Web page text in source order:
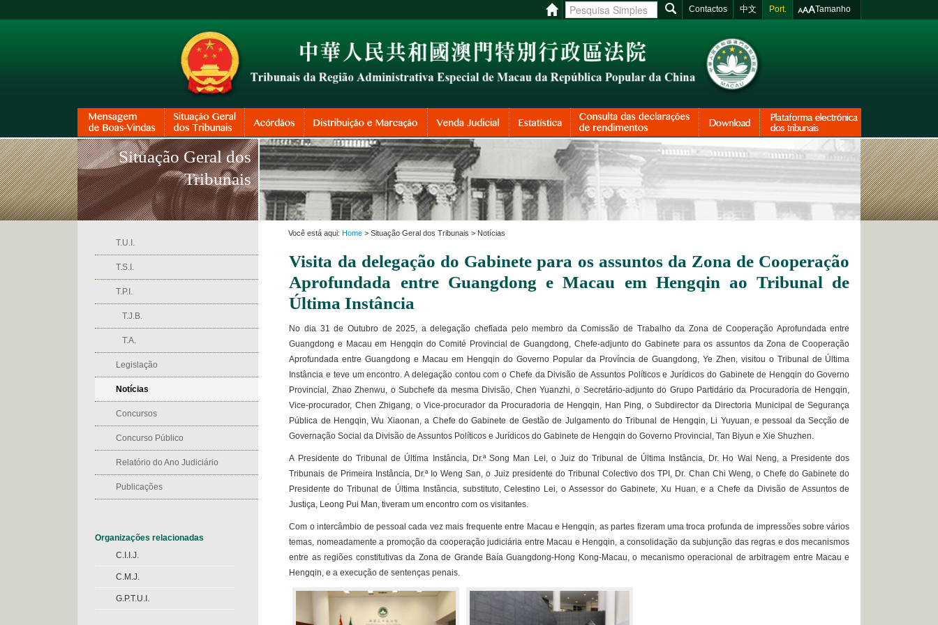
Contactos 中文 Port. Tamanho
Situação Geral dos
Tribunais
Organizações relacionadas
C.I.I.J.
C.M.J.
G.P.T.U.I.
T.U.I.
T.S.I.
T.P.I.
T.J.B.
T.A.
Legislação
Notícias
Concursos
Concurso Público
Relatório do Ano Judiciário
Publicações
Você está aqui:Home > Situação Geral dos Tribunais > Notícias
Visita da delegação do Gabinete para os assuntos da Zona de Cooperação
Aprofundada entre Guangdong e Macau em Hengqin ao Tribunal de
Última Instância
No dia 31 de Outubro de 2025, a delegação chefiada pelo membro da Comissão de Trabalho da Zona de Cooperação Aprofundada entre
Guangdong e Macau em Hengqin do Comité Provincial de Guangdong, Chefe-adjunto do Gabinete para os assuntos da Zona de Cooperação
Aprofundada entre Guangdong e Macau em Hengqin do Governo Popular da Província de Guangdong, Ye Zhen, visitou o Tribunal de Última
Instância e teve um encontro. A delegação contou com o Chefe da Divisão de Assuntos Políticos e Jurídicos do Gabinete de Hengqin do Governo
Provincial, Zhao Zhenwu, o Subchefe da mesma Divisão, Chen Yuanzhi, o Secretário-adjunto do Grupo Partidário da Procuradoria de Hengqin,
Vice-procurador, Chen Zhigang, o Vice-procurador da Procuradoria de Hengqin, Han Ping, o Subdirector da Directoria Municipal de Segurança
Pública de Hengqin, Wu Xiaonan, a Chefe do Gabinete de Gestão de Julgamento do Tribunal de Hengqin, Li Yuyuan, e pessoal da Secção de
Governação Social da Divisão de Assuntos Políticos e Jurídicos do Gabinete de Hengqin do Governo Provincial, Tan Biyun e Xie Shuzhen.
A Presidente do Tribunal de Última Instância, Dr.ª Song Man Lei, o Juiz do Tribunal de Última Instância, Dr. Ho Wai Neng, a Presidente dos
Tribunais de Primeira Instância, Dr.ª Io Weng San, o Juiz presidente do Tribunal Colectivo dos TPI, Dr. Chan Chi Weng, o Chefe do Gabinete do
Presidente do Tribunal de Última Instância, substituto, Celestino Lei, o Assessor do Gabinete, Xu Huan, e a Chefe da Divisão de Assuntos de
Justiça, Leong Pui Man, tiveram um encontro com os visitantes.
Com o intercâmbio de pessoal cada vez mais frequente entre Macau e Hengqin, as partes fizeram uma troca profunda de impressões sobre vários
temas, nomeadamente a promoção da cooperação judiciária entre Macau e Hengqin, a consolidação da subjunção das regras e dos mecanismos
entre as regiões constitutivas da Zona de Grande Baía Guangdong-Hong Kong-Macau, o mecanismo operacional de arbitragem entre Macau e
Hengqin, e a execução de sentenças penais.